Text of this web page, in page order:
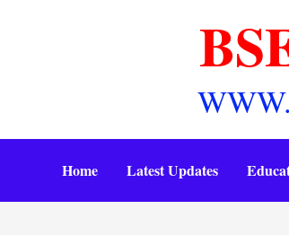
Home Latest Updates